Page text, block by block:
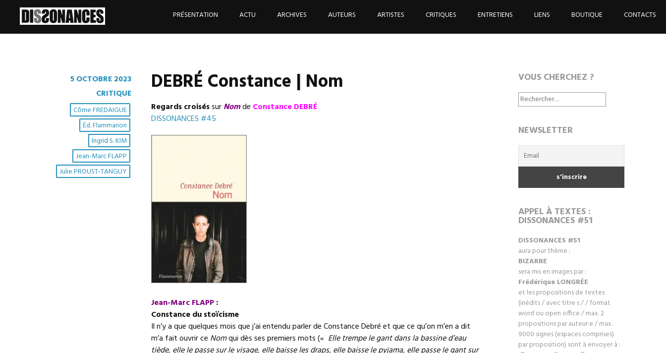
PRÉSENTATION ACTU ARCHIVES AUTEURS ARTISTES CRITIQUES ENTRETIENS LIENS BOUTIQUE CONTACTS
5 OCTOBRE 2023
CRITIQUE
Côme FREDAIGUE
Éd. Flammarion
Ingrid S. KIM
Jean-Marc FLAPP
Julie PROUST-TANGUY
DEBRÉ Constance | Nom
Regards croiséssurNomde Constance DEBRÉ
DISSONANCES #45
Jean-Marc FLAPP:
Constance du stoïcisme
Il n’y a que quelques mois que j’ai entendu parler de Constance Debré et que ce qu’on m’en a dit
m’a fait ouvrir ce Nomqui dès ses premiers mots (« Elle trempe le gant dans la bassine d’eau
VOUS CHERCHEZ ?
Rechercher :
NEWSLETTER
APPEL À TEXTES :
DISSONANCES #51
DISSONANCES #51
aura pour thème :
BIZARRE
sera mis en images par :
Frédérique LONGRÉE
et les propositions de textes
(inédits / avec titre·s / / format
word ou open office / max. 2
propositions par auteur·e / max.
9000 signes (espaces comprises)
par proposition) sont à envoyer à :